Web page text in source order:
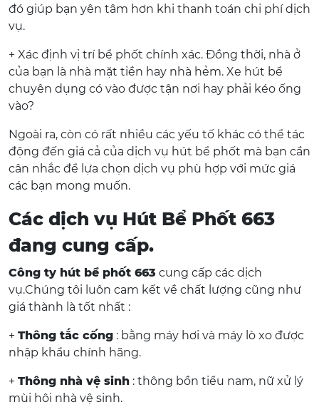
đó giúp bạn yên tâm hơn khi thanh toán chi phí dịch
vụ.
+ Xác định vị trí bể phốt chính xác. Đồng thời, nhà ở
của bạn là nhà mặt tiền hay nhà hẻm. Xe hút bể
chuyên dụng có vào được tận nơi hay phải kéo ống
vào?
Ngoài ra, còn có rất nhiều các yếu tố khác có thể tác
động đến giá cả của dịch vụ hút bể phốt mà bạn cần
cân nhắc để lựa chọn dịch vụ phù hợp với mức giá
các bạn mong muốn.
Các dịch vụ Hút Bể Phốt 663
đang cung cấp.
Công ty hút bể phốt 663 cung cấp các dịch
vụ.Chúng tôi luôn cam kết về chất lượng cũng như
giá thành là tốt nhất :
+ Thông tắc cống : bằng máy hơi và máy lò xo được
nhập khẩu chính hãng.
+ Thông nhà vệ sinh : thông bồn tiểu nam, nữ xử lý
mùi hôi nhà vệ sinh.